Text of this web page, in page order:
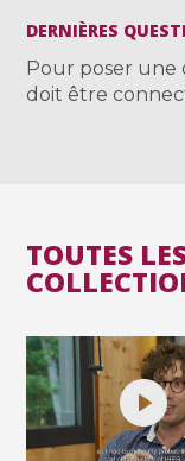
DERNIÈRES
Pour poser une
doit être
TOUTES